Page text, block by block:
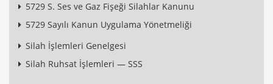
5729 S. Ses ve Gaz Fişeği Silahlar Kanunu
5729 Sayılı Kanun Uygulama Yönetmeliği
Silah İşlemleri Genelgesi
Silah Ruhsat İşlemleri — SSS